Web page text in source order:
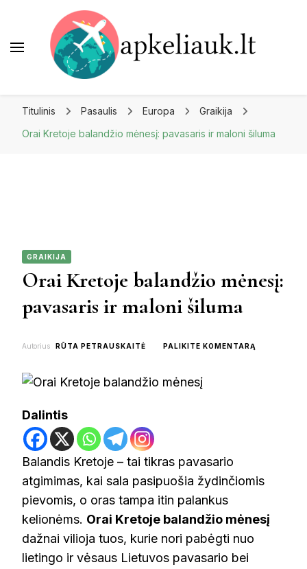
Titulinis Pasaulis Europa
Graikija
Orai Kretoje balandžio mėnesį: pavasaris ir maloni šiluma
GRAIKIJA
Orai Kretoje balandžio mėnesį:
pavasaris ir maloni šiluma
Autorius RŪTA PETRAUSKAITĖ PALIKITE KOMENTARĄ
Dalintis
Balandis Kretoje – tai tikras pavasario
atgimimas, kai sala pasipuošia žydinčiomis
pievomis, o oras tampa itin palankus
kelionėms. Orai Kretoje balandžio mėnesį
dažnai vilioja tuos, kurie nori pabėgti nuo
lietingo ir vėsaus Lietuvos pavasario bei